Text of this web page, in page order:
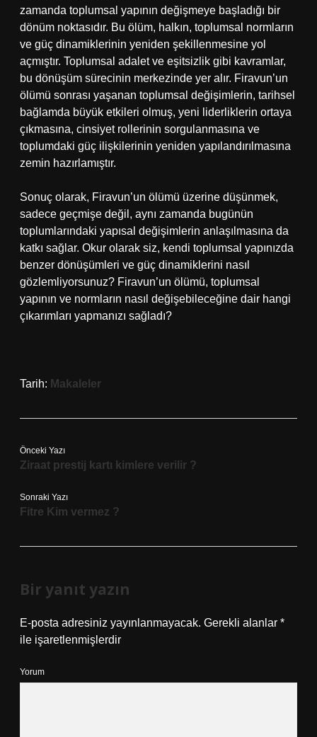
zamanda toplumsal yapının değişmeye başladığı bir
dönüm noktasıdır. Bu ölüm, halkın, toplumsal normların
ve güç dinamiklerinin yeniden şekillenmesine yol
açmıştır. Toplumsal adalet ve eşitsizlik gibi kavramlar,
bu dönüşüm sürecinin merkezinde yer alır. Firavun’un
ölümü sonrası yaşanan toplumsal değişimlerin, tarihsel
bağlamda büyük etkileri olmuş, yeni liderliklerin ortaya
çıkmasına, cinsiyet rollerinin sorgulanmasına ve
toplumdaki güç ilişkilerinin yeniden yapılandırılmasına
zemin hazırlamıştır.
Sonuç olarak, Firavun’un ölümü üzerine düşünmek,
sadece geçmişe değil, aynı zamanda bugünün
toplumlarındaki yapısal değişimlerin anlaşılmasına da
katkı sağlar. Okur olarak siz, kendi toplumsal yapınızda
benzer dönüşümleri ve güç dinamiklerini nasıl
gözlemliyorsunuz? Firavun’un ölümü, toplumsal
yapının ve normların nasıl değişebileceğine dair hangi
çıkarımları yapmanızı sağladı?
Tarih: Makaleler
Önceki Yazı
Ziraat prestij kartı kimlere verilir ?
Sonraki Yazı
Fitre Kim vermez ?
Bir yanıt yazın
E-posta adresiniz yayınlanmayacak. Gerekli alanlar *
ile işaretlenmişlerdir
Yorum